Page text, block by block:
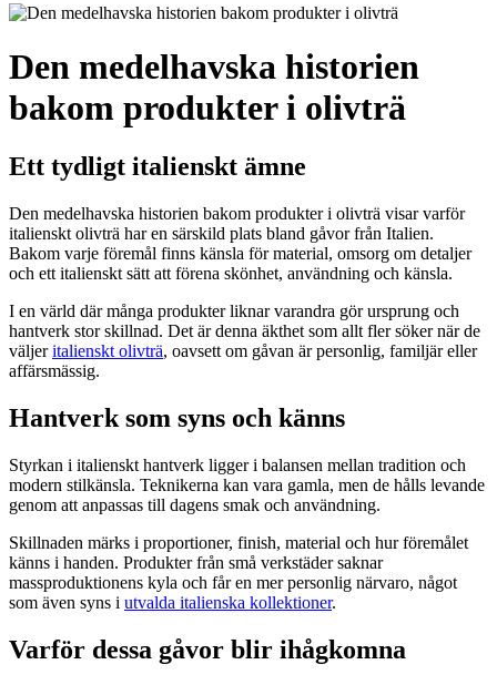
Den medelhavska historien
bakom produkter i olivträ
Ett tydligt italienskt ämne
Den medelhavska historien bakom produkter i olivträ visar varför
italienskt olivträ har en särskild plats bland gåvor från Italien.
Bakom varje föremål finns känsla för material, omsorg om detaljer
och ett italienskt sätt att förena skönhet, användning och känsla.
I en värld där många produkter liknar varandra gör ursprung och
hantverk stor skillnad. Det är denna äkthet som allt fler söker när de
väljeritalienskt olivträ, oavsett om gåvan är personlig, familjär eller
affärsmässig.
Hantverk som syns och känns
Styrkan i italienskt hantverk ligger i balansen mellan tradition och
modern stilkänsla. Teknikerna kan vara gamla, men de hålls levande
genom att anpassas till dagens smak och användning.
Skillnaden märks i proportioner, finish, material och hur föremålet
känns i handen. Produkter från små verkstäder saknar
massproduktionens kyla och får en mer personlig närvaro, något
som även syns i utvalda italienska kollektioner.
Varför dessa gåvor blir ihågkomna